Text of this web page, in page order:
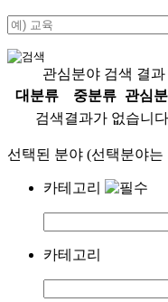
관심분야 검색 결과
대분류
중분류
관심
검색결과가 없습니
선택된 분야 (선택분야
카테고리
카테고리